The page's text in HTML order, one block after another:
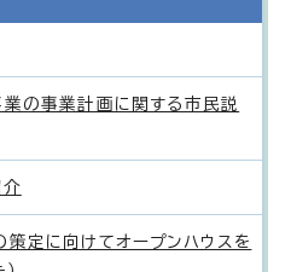
の事業計画に関する市民説
介
定に向けてオープンハウスを